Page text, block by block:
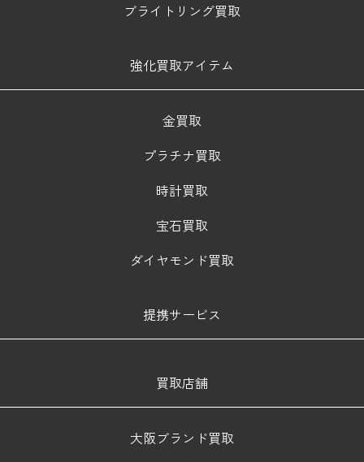
ブライトリング買取
強化買取アイテム
金買取
プラチナ買取
時計買取
宝石買取
ダイヤモンド買取
提携サービス
買取店舗
大阪ブランド買取